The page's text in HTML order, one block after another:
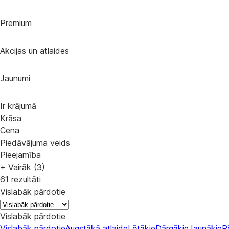
Premium
Akcijas un atlaides
Jaunumi
Ir krājumā
Krāsa
Cena
Piedāvājuma veids
Pieejamība
+ Vairāk (3)
61 rezultāti
Vislabāk pārdotie
Vislabāk pārdotie